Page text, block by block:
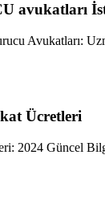
avukatları
Avukatları:
Ücretleri
2024 Güncel